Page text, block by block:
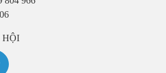
HỘI